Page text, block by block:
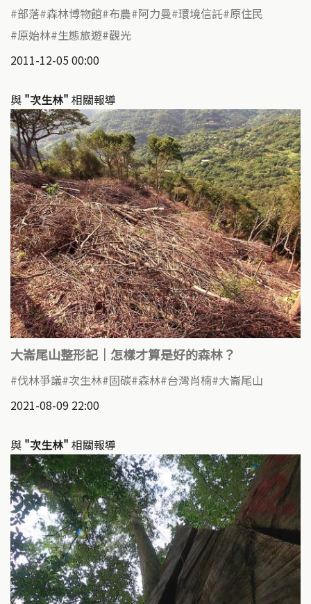
部落 森林博物館 布農 阿力曼 環境信託 原住民
原始林 生態旅遊 觀光
2011-12-05 00:00
與 "次生林" 相關報導
大崙尾山整形記｜怎樣才算是好的森林？
伐林爭議 次生林 固碳 森林 台灣肖楠 大崙尾山
2021-08-09 22:00
與 "次生林" 相關報導